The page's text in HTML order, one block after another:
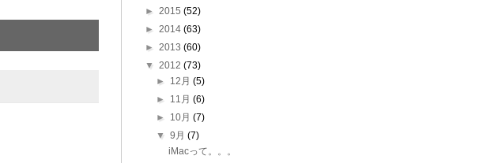
► 2015 (52)
► 2014 (63)
► 2013 (60)
▼ 2012 (73)
► 12月(5)
► 11月(6)
► 10月(7)
▼9月(7)
iMacって。。。